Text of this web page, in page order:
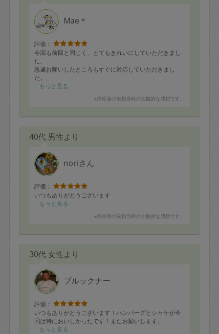
Mae＊
評価：
今回も前回と同じく、とてもきれいにしていただきまし
た。
急遽お願いしたところもすぐに対応していただきまし
た。
感謝申し上げます。本日はありがとうございました。
もっと見る
※依頼者の依頼当時の主観的な感想です。
40代 男性より
noriさん
評価：
いつもありがとうございます
もっと見る
※依頼者の依頼当時の主観的な感想です。
30代 女性より
ブルックナー
評価：
いつもありがとうございます！ハンバーグとシャケが今
回は特においしかったです！またお願いします。
もっと見る